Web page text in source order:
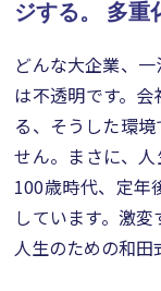
ジする。
多重
どんな大企業、
は不透明です。
る、そうした環
せん。まさに、
100歳時代、定年
しています。激
人生のための和